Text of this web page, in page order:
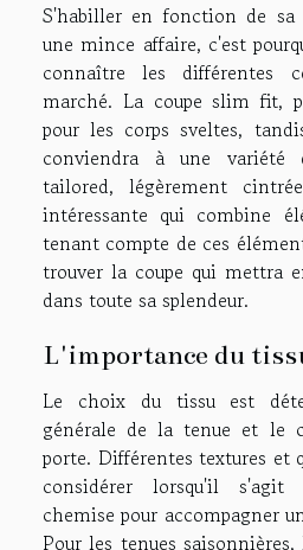
S'habiller en fonction de sa
une mince affaire, c'est
connaître les différentes
marché. La coupe slim fit,
pour les corps sveltes,
conviendra à une variété
tailored, légèrement
intéressante qui combine
tenant compte de ces
trouver la coupe qui mettra
dans toute sa splendeur.
L'importance du
Le choix du tissu est
générale de la tenue et le
porte. Différentes textures et
considérer lorsqu'il
chemise pour accompagner
Pour les tenues